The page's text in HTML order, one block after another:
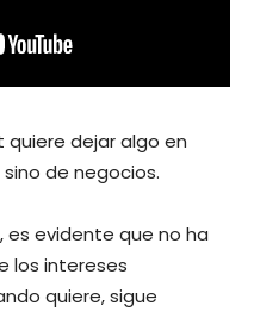
dejar algo en
de negocios.
es evidente que no ha
los intereses
quiere, sigue